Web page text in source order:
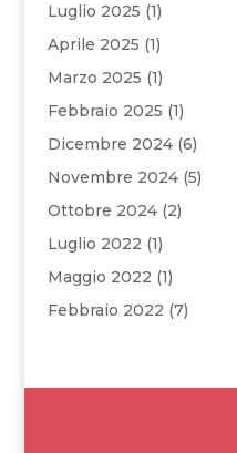
Luglio 2025 (1)
Aprile 2025 (1)
Marzo 2025 (1)
Febbraio 2025 (1)
Dicembre 2024(6)
Novembre 2024(5)
Ottobre 2024(2)
Luglio 2022 (1)
Maggio 2022 (1)
Febbraio 2022 (7)